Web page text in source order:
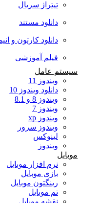
تیتراژ سریال
دانلود مستند
دانلود کارتون و انیمیشن
فیلم آموزشی
سیستم عامل
ویندوز 11
دانلود ویندوز 10
ویندوز 8 و 8.1
ویندوز 7
ویندوز xp
ویندوز سرور
لینوکس
ویندوز
موبایل
نرم افزار موبایل
بازی موبایل
رینگتون موبایل
تم موبایل
نقشه موبایل